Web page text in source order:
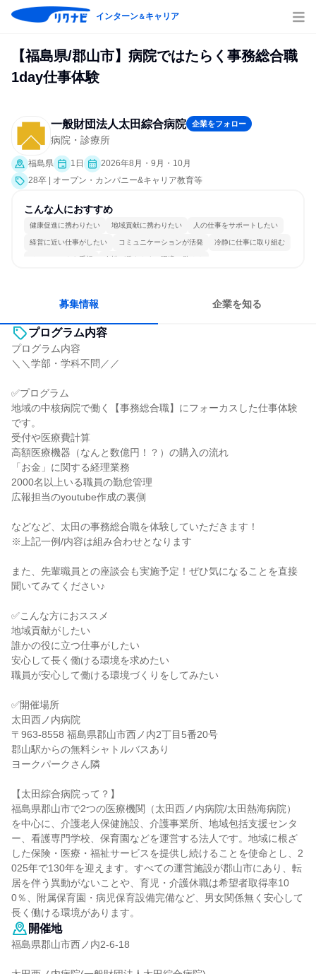
インターン＆キャリア
【福島県/郡山市】病院ではたらく事務総合職
1day仕事体験
一般財団法人太田綜合病院 企業をフォロー
病院・診療所
福島県 1日
2026年8月・9月・10月
28卒 | オープン・カンパニー&キャリア教育等
こんな人におすすめ
健康促進に携わりたい 地域貢献に携わりたい 人の仕事をサポートしたい
経営に近い仕事がしたい コミュニケーションが活発 冷静に仕事に取り組む
チームワークを重視 女性が働きやすい環境で働ける
募集情報 企業を知る
プログラム内容
プログラム内容
＼＼学部・学科不問／／
✅プログラム
地域の中核病院で働く【事務総合職】にフォーカスした仕事体験
です。
受付や医療費計算
高額医療機器（なんと数億円！？）の購入の流れ
「お金」に関する経理業務
2000名以上いる職員の勤怠管理
広報担当のyoutube作成の裏側
などなど、太田の事務総合職を体験していただきます！
※上記一例/内容は組み合わせとなります
また、先輩職員との座談会も実施予定！ぜひ気になることを直接
聞いてみてください♪
✅こんな方におススメ
地域貢献がしたい
誰かの役に立つ仕事がしたい
安心して長く働ける環境を求めたい
職員が安心して働ける環境づくりをしてみたい
✅開催場所
太田西ノ内病院
〒963-8558 福島県郡山市西ノ内2丁目5番20号
郡山駅からの無料シャトルバスあり
ヨークパークさん隣
【太田綜合病院って？】
福島県郡山市で2つの医療機関（太田西ノ内病院/太田熱海病院）
を中心に、介護老人保健施設、介護事業所、地域包括支援センタ
ー、看護専門学校、保育園などを運営する法人です。地域に根ざ
した保険・医療・福祉サービスを提供し続けることを使命とし、2
025年で130年を迎えます。すべての運営施設が郡山市にあり、転
居を伴う異動がないことや、育児・介護休職は希望者取得率10
0％、附属保育園・病児保育設備完備など、男女関係無く安心して
長く働ける環境があります。
開催地
福島県郡山市西ノ内2-6-18